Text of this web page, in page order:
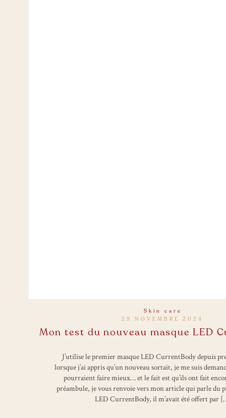
J’utilise le premier masque LED CurrentBody depuis
lorsque j’ai appris qu’un nouveau sortait, je me suis
pourraient faire mieux… et le fait est qu’ils ont fait
préambule, je vous renvoie vers mon article qui parle du
LED CurrentBody, il m’avait été offert par
29 NOVEMBRE 2024
Mon test du nouveau masque LED
Skin care